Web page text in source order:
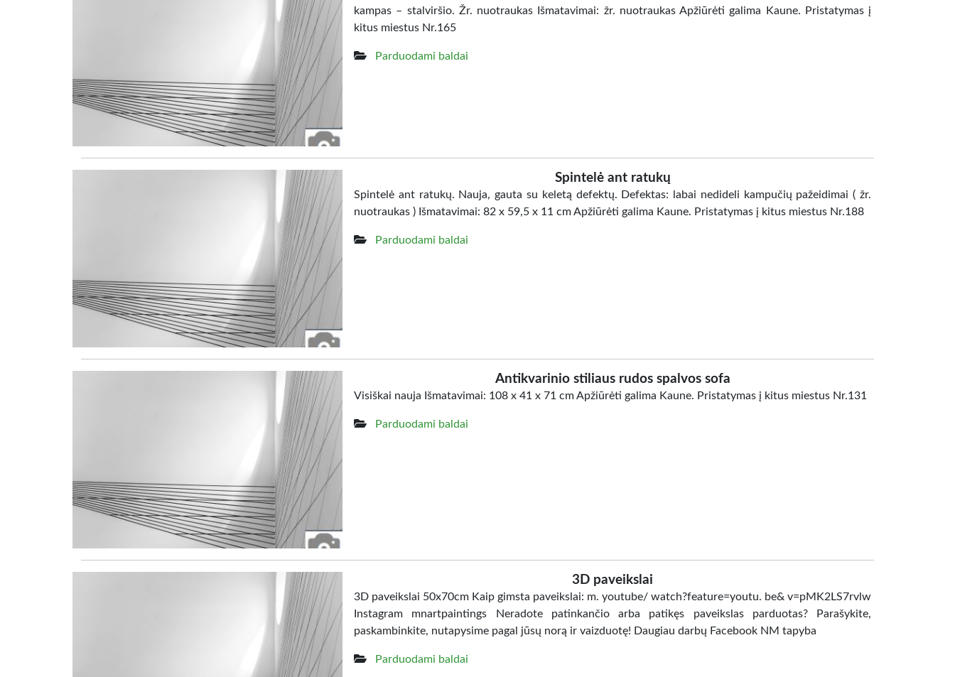
kampas – stalviršio. Žr. nuotraukas Išmatavimai: žr. nuotraukas Apžiūrėti galima Kaune. Pristatymas į
kitus miestus Nr.165
Parduodami baldai
Spintelė ant ratukų
Spintelė ant ratukų. Nauja, gauta su keletą defektų. Defektas: labai nedideli kampučių pažeidimai ( žr.
nuotraukas ) Išmatavimai: 82 x 59,5 x 11 cm Apžiūrėti galima Kaune. Pristatymas į kitus miestus Nr.188
Parduodami baldai
Antikvarinio stiliaus rudos spalvos sofa
Visiškai nauja Išmatavimai: 108 x 41 x 71 cm Apžiūrėti galima Kaune. Pristatymas į kitus miestus Nr.131
Parduodami baldai
3D paveikslai
3D paveikslai 50x70cm Kaip gimsta paveikslai: m. youtube/ watch?feature=youtu. be& v=pMK2LS7rvlw
Instagram mnartpaintings Neradote patinkančio arba patikęs paveikslas parduotas? Parašykite,
paskambinkite, nutapysime pagal jūsų norą ir vaizduotę! Daugiau darbų Facebook NM tapyba
Parduodami baldai